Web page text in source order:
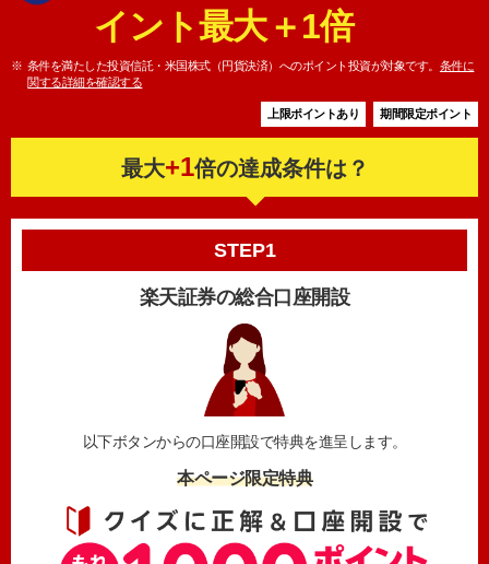
イント最大＋1倍
条件を満たした投資信託・米国株式（円貨決済）へのポイント投資が対象です。 条件に
関する詳細を確認する
上限ポイントあり 期間限定ポイント
最大+1倍の達成条件は？
STEP1
楽天証券の総合口座開設
以下ボタンからの口座開設で特典を進呈します。
本ページ限定特典